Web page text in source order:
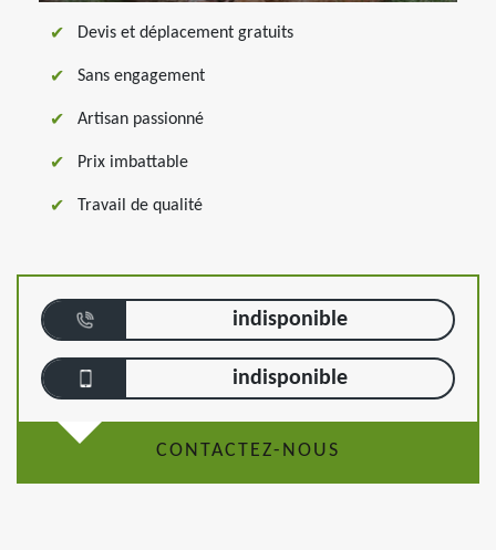
Devis et déplacement gratuits
Sans engagement
Artisan passionné
Prix imbattable
Travail de qualité
indisponible
indisponible
CONTACTEZ-NOUS